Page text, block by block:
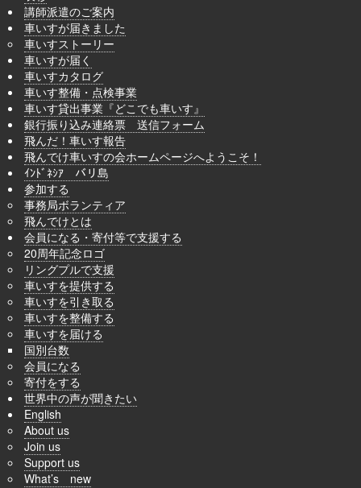
講師派遣のご案内
車いすが届きました
車いすストーリー
車いすが届く
車いすカタログ
車いす整備・点検事業
車いす貸出事業『どこでも車いす』
銀行振り込み連絡票 送信フォーム
飛んだ！車いす報告
飛んでけ車いすの会ホームページへようこそ！
ｲﾝﾄﾞﾈｼｱ バリ島
参加する
事務局ボランティア
飛んでけとは
会員になる・寄付等で支援する
20周年記念ロゴ
リングプルで支援
車いすを提供する
車いすを引き取る
車いすを整備する
車いすを届ける
国別台数
会員になる
寄付をする
世界中の声が聞きたい
English
About us
Join us
Support us
What’s new